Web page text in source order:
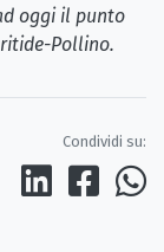
oggi il punto
Pollino.
Condividi su: